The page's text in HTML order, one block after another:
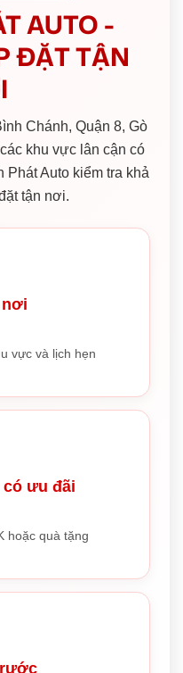
AUTO -
ĐẶT TẬN
Chánh, Quận 8, Gò
khu vực lân cận có
Phát Auto kiểm tra khả
tận nơi.
nơi
vực và lịch hẹn
ưu đãi
hoặc quà tặng